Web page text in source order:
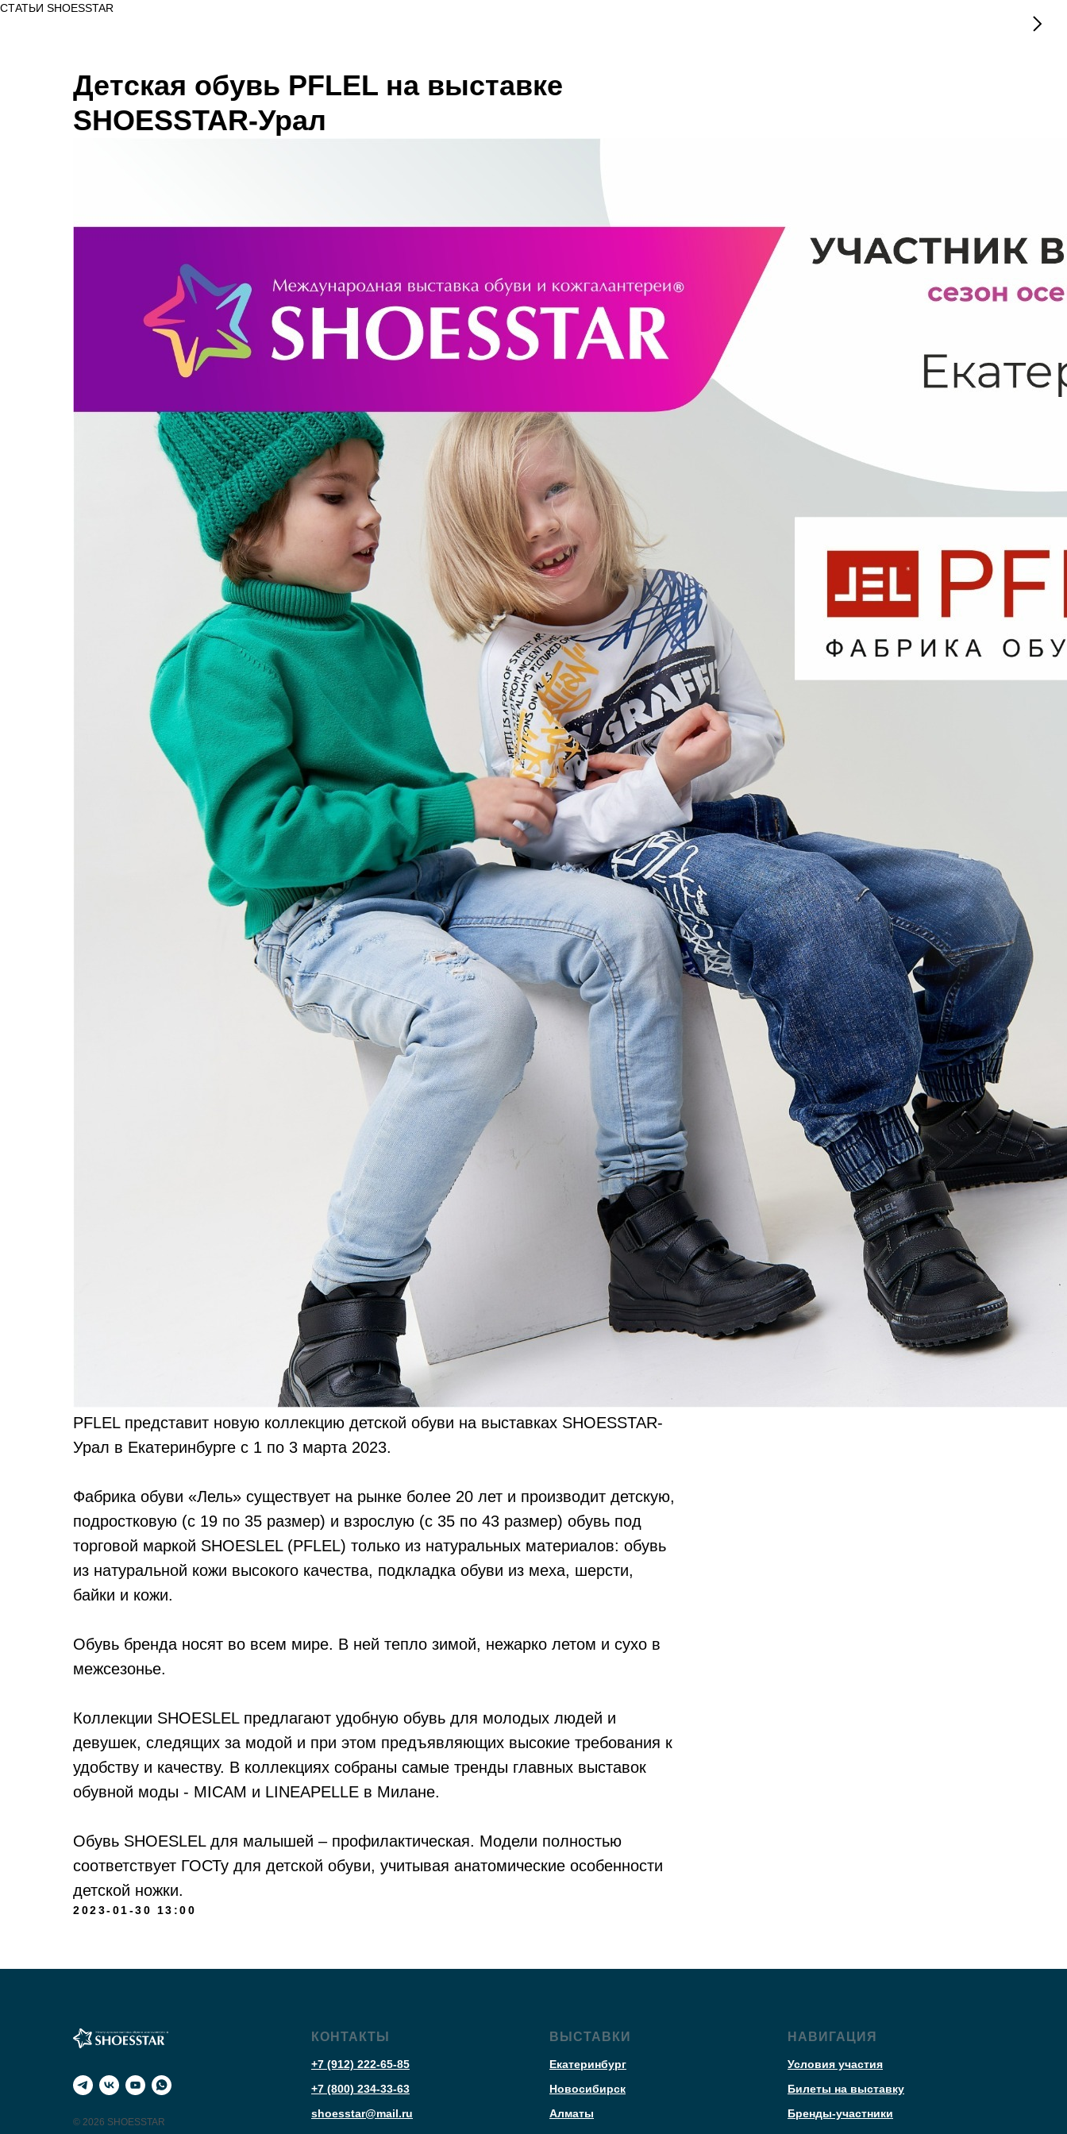
СТАТЬИ SHOESSTAR
Детская обувь PFLEL на выставке
SHOESSTAR-Урал
PFLEL представит новую коллекцию детской обуви на выставках SHOESSTAR-
Урал в Екатеринбурге с 1 по 3 марта 2023.
Фабрика обуви «Лель» существует на рынке более 20 лет и производит детскую,
подростковую (с 19 по 35 размер) и взрослую (с 35 по 43 размер) обувь под
торговой маркой SHOESLEL (PFLEL) только из натуральных материалов: обувь
из натуральной кожи высокого качества, подкладка обуви из меха, шерсти,
байки и кожи.
Обувь бренда носят во всем мире. В ней тепло зимой, нежарко летом и сухо в
межсезонье.
Коллекции SHOESLEL предлагают удобную обувь для молодых людей и
девушек, следящих за модой и при этом предъявляющих высокие требования к
удобству и качеству. В коллекциях собраны самые тренды главных выставок
обувной моды - MICAM и LINEAPELLE в Милане.
Обувь SHOESLEL для малышей – профилактическая. Модели полностью
соответствует ГОСТу для детской обуви, учитывая анатомические особенности
детской ножки.
2023-01-30 13:00
© 2026 SHOESSTAR
КОНТАКТЫ
+7 (912) 222-65-85
+7 (800) 234-33-63
shoesstar@mail.ru
ВЫСТАВКИ
Екатеринбург
Новосибирск
Алматы
НАВИГАЦИЯ
Условия участия
Билеты на выставку
Бренды-участники